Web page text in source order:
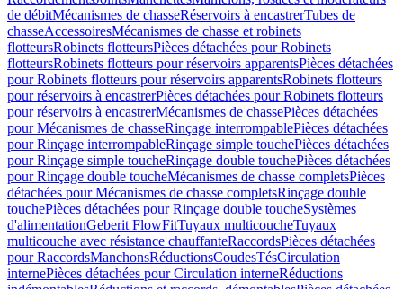
de débitMécanismes de chasseRéservoirs à encastrerTubes de
chasseAccessoiresMécanismes de chasse et robinets
flotteursRobinets flotteursPièces détachées pour Robinets
flotteursRobinets flotteurs pour réservoirs apparentsPièces détachées
pour Robinets flotteurs pour réservoirs apparentsRobinets flotteurs
pour réservoirs à encastrerPièces détachées pour Robinets flotteurs
pour réservoirs à encastrerMécanismes de chassePièces détachées
pour Mécanismes de chasseRinçage interrompablePièces détachées
pour Rinçage interrompableRinçage simple touchePièces détachées
pour Rinçage simple toucheRinçage double touchePièces détachées
pour Rinçage double toucheMécanismes de chasse completsPièces
détachées pour Mécanismes de chasse completsRinçage double
touchePièces détachées pour Rinçage double toucheSystèmes
d'alimentationGeberit FlowFitTuyaux multicoucheTuyaux
multicouche avec résistance chauffanteRaccordsPièces détachées
pour RaccordsManchonsRéductionsCoudesTésCirculation
internePièces détachées pour Circulation interneRéductions